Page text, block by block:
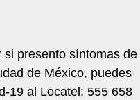
si presento síntomas de
de México, puedes
19 al Locatel: 555 658